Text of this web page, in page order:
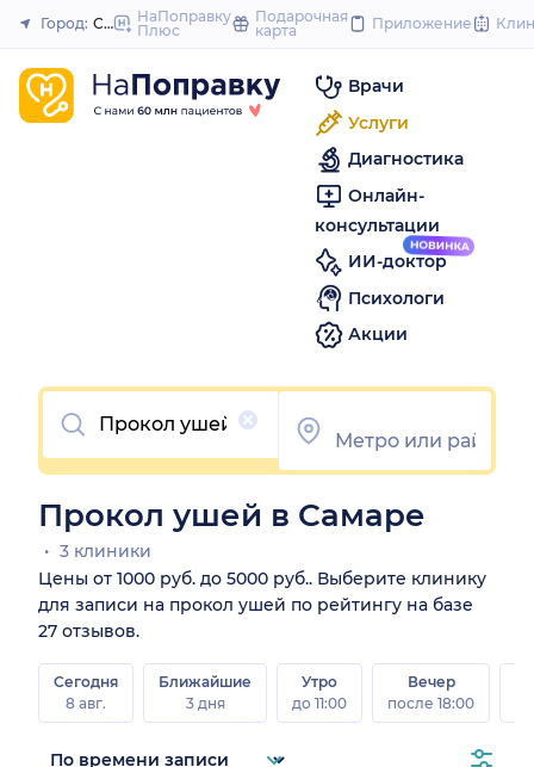
to
Закрыть
Город: СамараНаПоправку
Плюс
Подарочная
карта
Приложение
Врачи
Услуги
Диагностика
Онлайн-
консультации
ИИ-доктор
Психологи
Акции
Очистить
Прокол ушей в Самаре
3 клиники
Цены от 1000 руб. до 5000 руб.. Выберите клинику
для записи на прокол ушей по рейтингу на базе
27 отзывов.
Сегодня
8 авг.
Ближайшие
3 дня
Утро
до 11:00
Вечер
после 18:00